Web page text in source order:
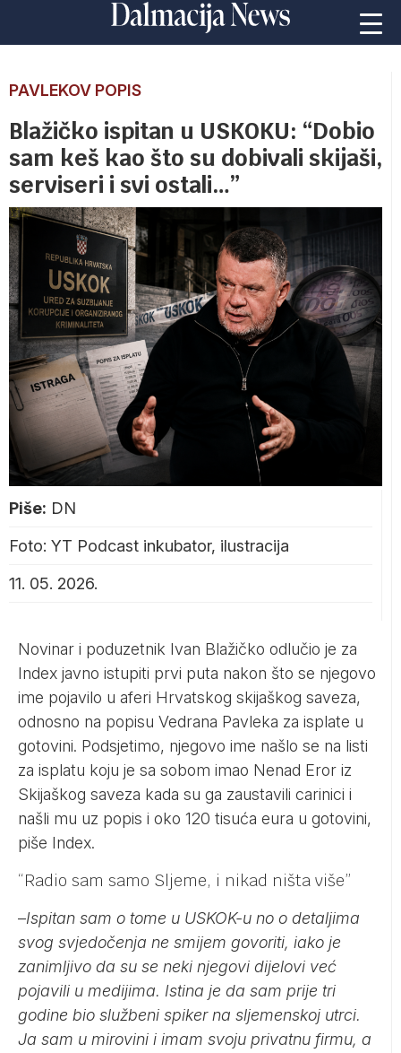
PAVLEKOV POPIS
Blažičko ispitan u USKOKU: “Dobio
sam keš kao što su dobivali skijaši,
serviseri i svi ostali…”
Piše: DN
Foto: YT Podcast inkubator, ilustracija
11. 05. 2026.
Novinar i poduzetnik Ivan Blažičko odlučio je za
Index javno istupiti prvi puta nakon što se njegovo
ime pojavilo u aferi Hrvatskog skijaškog saveza,
odnosno na popisu Vedrana Pavleka za isplate u
gotovini. Podsjetimo, njegovo ime našlo se na listi
za isplatu koju je sa sobom imao Nenad Eror iz
Skijaškog saveza kada su ga zaustavili carinici i
našli mu uz popis i oko 120 tisuća eura u gotovini,
piše Index.
“Radio sam samo Sljeme, i nikad ništa više”
–Ispitan sam o tome u USKOK-u no o detaljima
svog svjedočenja ne smijem govoriti, iako je
zanimljivo da su se neki njegovi dijelovi već
pojavili u medijima. Istina je da sam prije tri
godine bio službeni spiker na sljemenskoj utrci.
Ja sam u mirovini i imam svoju privatnu firmu, a